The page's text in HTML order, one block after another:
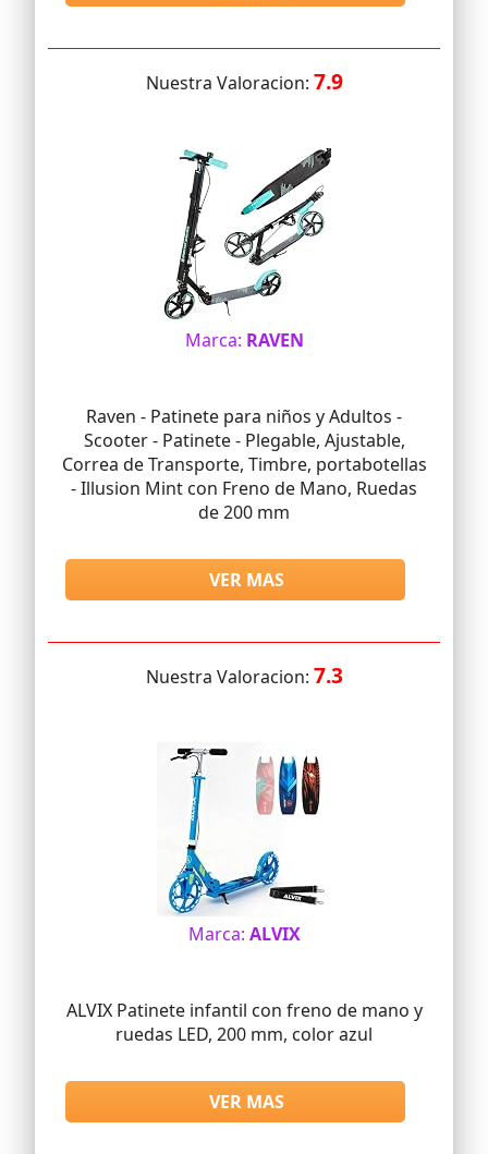
Nuestra Valoracion: 7.9
Marca: RAVEN
Raven - Patinete para niños y Adultos -
Scooter - Patinete - Plegable, Ajustable,
Correa de Transporte, Timbre, portabotellas
- Illusion Mint con Freno de Mano, Ruedas
de 200 mm
VER MAS
Nuestra Valoracion: 7.3
Marca: ALVIX
ALVIX Patinete infantil con freno de mano y
ruedas LED, 200 mm, color azul
VER MAS